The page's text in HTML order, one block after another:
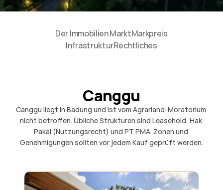
Der Immobilien MarktMarkpreis
InfrastrukturRechtliches
Canggu
Canggu liegt in Badung und ist vom Agrarland-Moratorium
nicht betroffen. Übliche Strukturen sind Leasehold, Hak
Pakai (Nutzungsrecht) und PT PMA. Zonen und
Genehmigungen sollten vor jedem Kauf geprüft werden.